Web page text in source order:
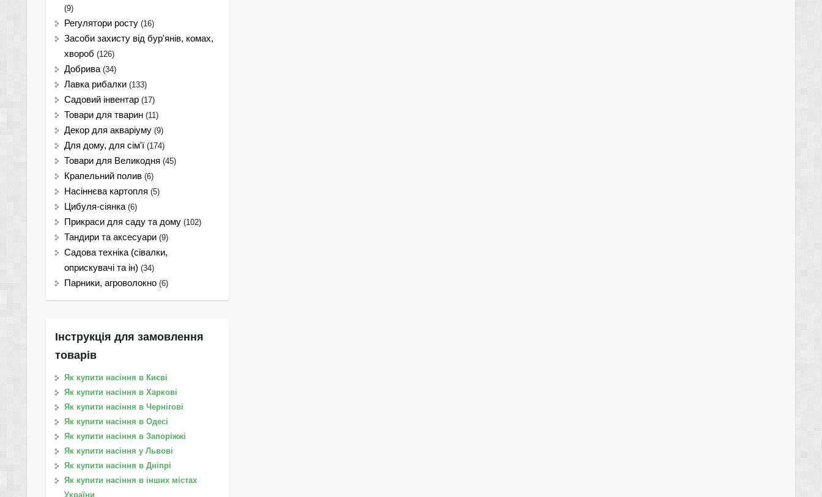
(9)
Регулятори росту (16)
Засоби захисту від бур'янів, комах,
хвороб (126)
Добрива (34)
Лавка рибалки (133)
Садовий інвентар (17)
Товари для тварин (11)
Декор для акваріуму (9)
Для дому, для сім'ї (174)
Товари для Великодня (45)
Крапельний полив (6)
Насіннєва картопля (5)
Цибуля-сіянка (6)
Прикраси для саду та дому (102)
Тандири та аксесуари (9)
Садова техніка (сівалки,
оприскувачі та ін) (34)
Парники, агроволокно (6)
Інструкція для замовлення
товарів
Як купити насіння в Києві
Як купити насіння в Харкові
Як купити насіння в Чернігові
Як купити насіння в Одесі
Як купити насіння в Запоріжжі
Як купити насіння у Львові
Як купити насіння в Дніпрі
Як купити насіння в інших містах
України